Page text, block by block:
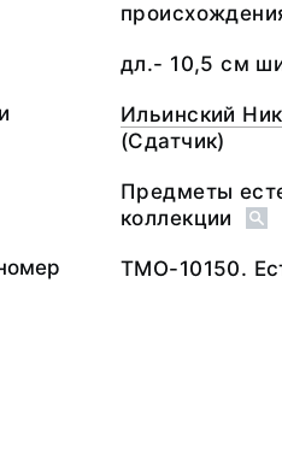
дл.- 10,5 см
Ильинский
(Сдатчик)
Предметы
коллекции
ТМО-10150.